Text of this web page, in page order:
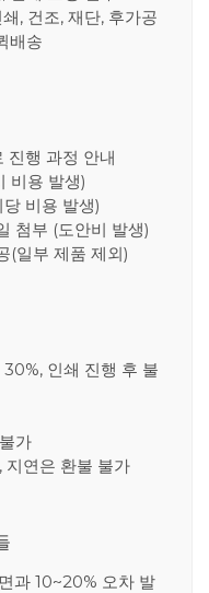
, 건조, 재단, 후가공
배송
진행 과정 안내
비용 발생)
비용 발생)
첨부 (도안비 발생)
(일부 제품 제외)
인쇄 진행 후 불
가
지연은 환불 불가
과 10~20% 오차 발